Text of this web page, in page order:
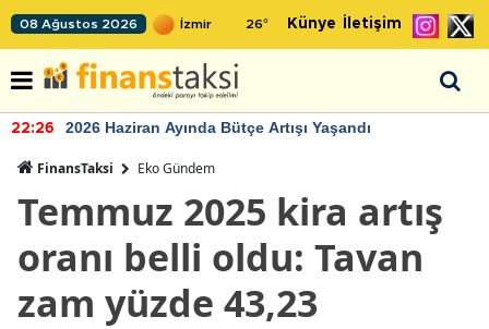
08 Ağustos 2026 26° Künye İletişim
22:26 2026 Haziran Ayında Bütçe Artışı Yaşandı
FinansTaksi Eko Gündem
Temmuz 2025 kira artış
oranı belli oldu: Tavan
zam yüzde 43,23